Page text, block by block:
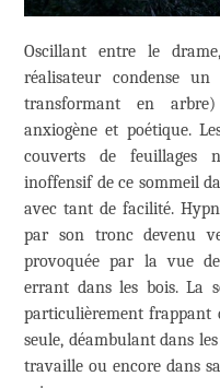
Oscillant entre le
réalisateur condense
transformant en
anxiogène et poétique.
couverts de feuillages
inoffensif de ce sommeil
avec tant de facilité.
par son tronc devenu
provoquée par la vue
errant dans les bois. La
particulièrement frappant
seule, déambulant dans
travaille ou encore dans